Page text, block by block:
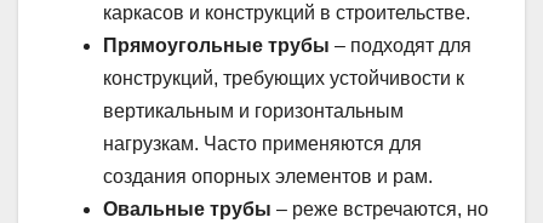
каркасов и конструкций в строительстве.
Прямоугольные трубы – подходят для
конструкций, требующих устойчивости к
вертикальным и горизонтальным
нагрузкам. Часто применяются для
создания опорных элементов и рам.
Овальные трубы – реже встречаются, но